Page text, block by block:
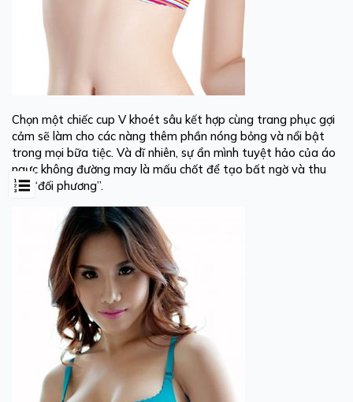
Chọn một chiếc cup V khoét sâu kết hợp cùng trang phục gợi
cảm sẽ làm cho các nàng thêm phần nóng bỏng và nổi bật
trong mọi bữa tiệc. Và dĩ nhiên, sự ẩn mình tuyệt hảo của áo
ngực không đường may là mấu chốt để tạo bất ngờ và thu
hút “đối phương”.